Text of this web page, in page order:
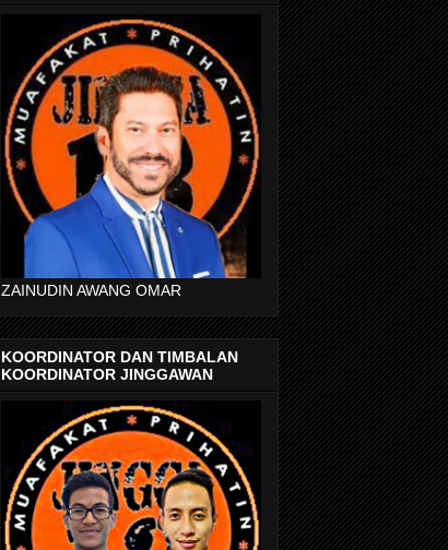
ZAINUDIN AWANG OMAR
KOORDINATOR DAN TIMBALAN
KOORDINATOR JINGGAWAN